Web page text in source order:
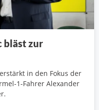
bläst zur
in den Fokus der
1-Fahrer Alexander